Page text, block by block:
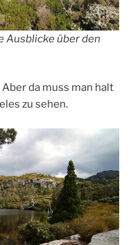
Ausblicke über den
da muss man halt
zu sehen.